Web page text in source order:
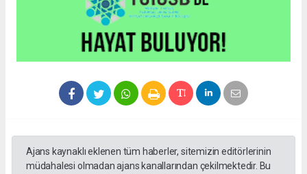
Ajans kaynaklı eklenen tüm haberler, sitemizin editörlerinin
müdahalesi olmadan ajans kanallarından çekilmektedir. Bu